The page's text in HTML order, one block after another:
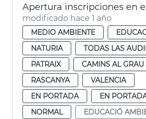
modificado hace 1 año
MEDIO AMBIENTE
NATURIA
TODAS LAS
PATRAIX
CAMINS AL GRAU
RASCANYA
VALENCIA
EN PORTADA
EN
NORMAL
EDUCACIÓ